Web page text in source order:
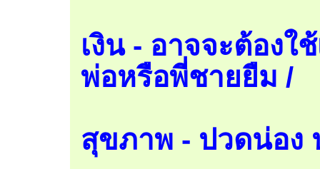
เงิน - อาจจะต้องใ
พ่อหรือพี่ชายยืม /
สุขภาพ - ปวดน่อง